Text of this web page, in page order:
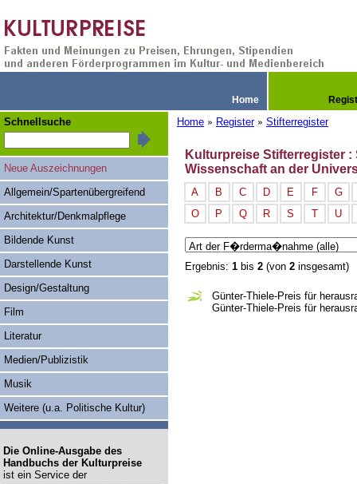
Home
Home » Register » Stifterregister
Kulturpreise Stifterregister
Wissenschaft an der
A B C D E F
G
O
P Q R S T U
Ergebnis: 1 bis 2 (von 2 insgesamt)
Günter-Thiele-Preis für
Günter-Thiele-Preis für
Schnellsuche
Neue Auszeichnungen
Allgemein/Spartenübergreifend
Architektur/Denkmalpflege
Bildende Kunst
Darstellende Kunst
Design/Gestaltung
Film
Literatur
Medien/Publizistik
Musik
Weitere (u.a. Politische Kultur)
Die Online-Ausgabe des
Handbuchs der Kulturpreise
ist ein Service der